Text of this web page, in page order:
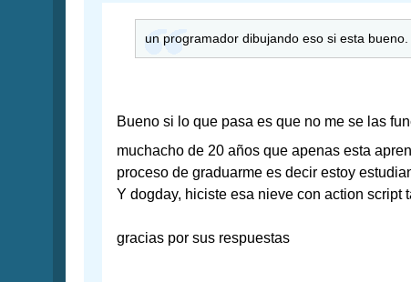
un programador dibujando eso si esta bueno.
Bueno si lo que pasa es que no me se las
muchacho de 20 años que apenas esta
proceso de graduarme es decir estoy
Y dogday, hiciste esa nieve con action script
gracias por sus respuestas